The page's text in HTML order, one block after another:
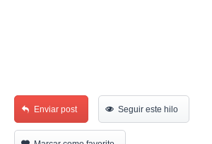
Enviar post Seguir este hilo